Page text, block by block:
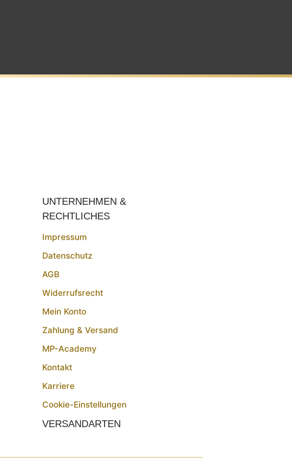
UNTERNEHMEN &
RECHTLICHES
Impressum
Datenschutz
AGB
Widerrufsrecht
Mein Konto
Zahlung & Versand
MP-Academy
Kontakt
Karriere
Cookie-Einstellungen
VERSANDARTEN